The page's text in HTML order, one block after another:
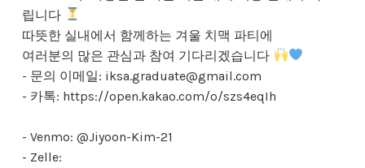
립니다
따뜻한 실내에서 함께하는 겨울 치맥 파티에
여러분의 많은 관심과 참여 기다리겠습니다
- 문의 이메일: iksa.graduate@gmail.com
- 카톡: https://open.kakao.com/o/szs4eqIh
- Venmo: @Jiyoon-Kim-21
- Zelle: